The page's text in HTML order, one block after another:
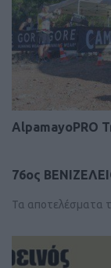
AlpamayoPRO
76ος
Τα αποτελέσματα